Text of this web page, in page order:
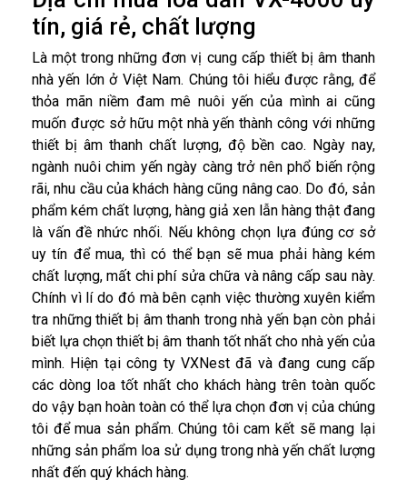
tín, giá rẻ, chất lượng
Là một trong những đơn vị cung cấp thiết bị âm thanh
nhà yến lớn ở Việt Nam. Chúng tôi hiểu được rằng, để
thỏa mãn niềm đam mê nuôi yến của mình ai cũng
muốn được sở hữu một nhà yến thành công với những
thiết bị âm thanh chất lượng, độ bền cao. Ngày nay,
ngành nuôi chim yến ngày càng trở nên phổ biến rộng
rãi, nhu cầu của khách hàng cũng nâng cao. Do đó, sản
phẩm kém chất lượng, hàng giả xen lẫn hàng thật đang
là vấn đề nhức nhối. Nếu không chọn lựa đúng cơ sở
uy tín để mua, thì có thể bạn sẽ mua phải hàng kém
chất lượng, mất chi phí sửa chữa và nâng cấp sau này.
Chính vì lí do đó mà bên cạnh việc thường xuyên kiểm
tra những thiết bị âm thanh trong nhà yến bạn còn phải
biết lựa chọn thiết bị âm thanh tốt nhất cho nhà yến của
mình. Hiện tại công ty VXNest đã và đang cung cấp
các dòng loa tốt nhất cho khách hàng trên toàn quốc
do vậy bạn hoàn toàn có thể lựa chọn đơn vị của chúng
tôi để mua sản phẩm. Chúng tôi cam kết sẽ mang lại
những sản phẩm loa sử dụng trong nhà yến chất lượng
nhất đến quý khách hàng.